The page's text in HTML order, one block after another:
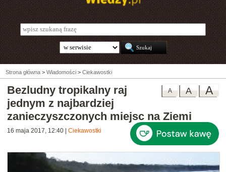
Strona główna > Wiadomości > Ciekawostki
A
A
A
Bezludny tropikalny raj
jednym z najbardziej
zanieczyszczonych miejsc na Ziemi
16 maja 2017, 12:40 Ciekawostki